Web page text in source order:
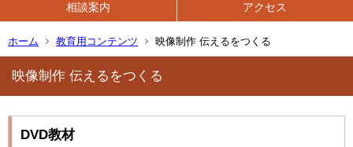
相談案内 アクセス
ホーム 教育用コンテンツ 映像制作 伝えるをつくる
映像制作 伝えるをつくる
DVD教材